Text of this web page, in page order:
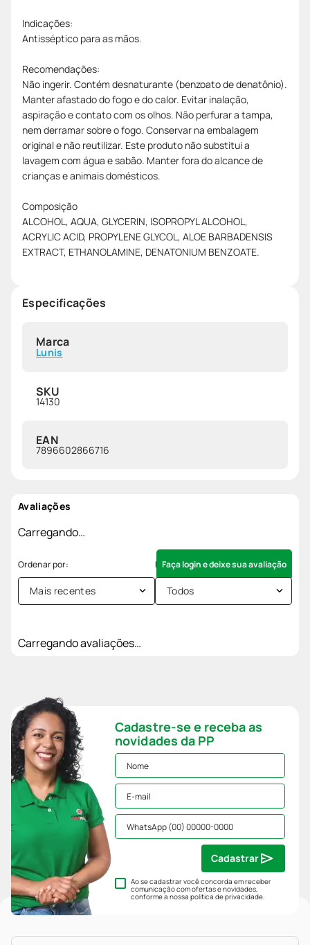
Indicações:
Antisséptico para as mãos.
Recomendações:
Não ingerir. Contém desnaturante (benzoato de denatônio).
Manter afastado do fogo e do calor. Evitar inalação,
aspiração e contato com os olhos. Não perfurar a tampa,
nem derramar sobre o fogo. Conservar na embalagem
original e não reutilizar. Este produto não substitui a
lavagem com água e sabão. Manter fora do alcance de
crianças e animais domésticos.
Composição
ALCOHOL, AQUA, GLYCERIN, ISOPROPYL ALCOHOL,
ACRYLIC ACID, PROPYLENE GLYCOL, ALOE BARBADENSIS
EXTRACT, ETHANOLAMINE, DENATONIUM BENZOATE.
Especificações
Marca
Lunis
SKU
14130
EAN
7896602866716
Avaliações
Carregando…
Faça login e deixe sua avaliação
Mais recentes Todos
Carregando avaliações…
Cadastre-se e receba as
novidades da PP
Ao se cadastrar você concorda em receber
comunicação com ofertas e novidades,
conforme a nossapolítica de privacidade.
Cadastrar